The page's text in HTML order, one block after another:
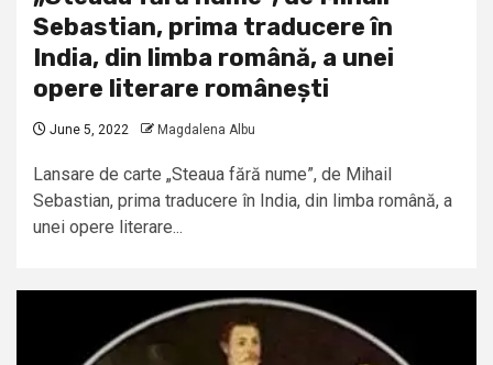
Sebastian, prima traducere în
India, din limba română, a unei
opere literare românești
June 5, 2022 Magdalena Albu
Lansare de carte „Steaua fără nume”, de Mihail
Sebastian, prima traducere în India, din limba română, a
unei opere literare...